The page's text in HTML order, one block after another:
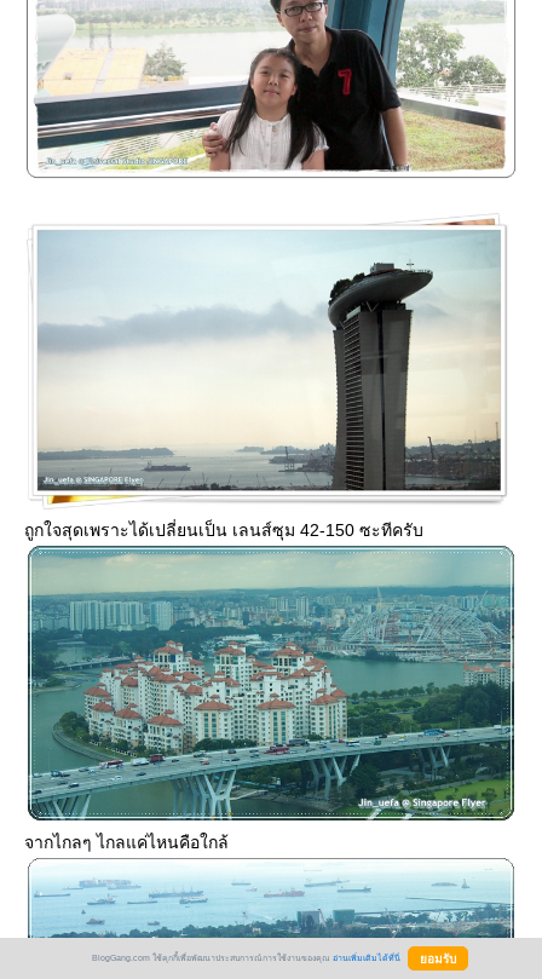
ถูกใจสุดเพราะได้เปลี่ยนเป็น เลนส์ซุม 42-150 ซะทีครับ
จากไกลๆ ไกลแค่ไหนคือใกล้
BlogGang.com ใช้คุกกี้เพื่อพัฒนาประสบการณ์การใช้งานของคุณ อ่านเพิ่มเติมได้ที่นี่